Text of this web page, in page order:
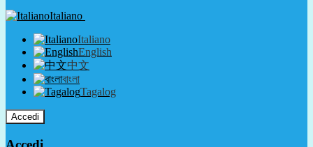
Italiano
Italiano
English
中文
বাংলা
Tagalog
Accedi